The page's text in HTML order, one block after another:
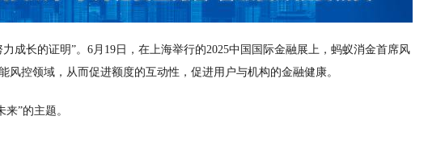
成长的证明”。6月19日，在上海举行的2025中国国际金融展上，蚂蚁消金首席风
控领域，从而促进额度的互动性，促进用户与机构的金融健康。
”的主题。